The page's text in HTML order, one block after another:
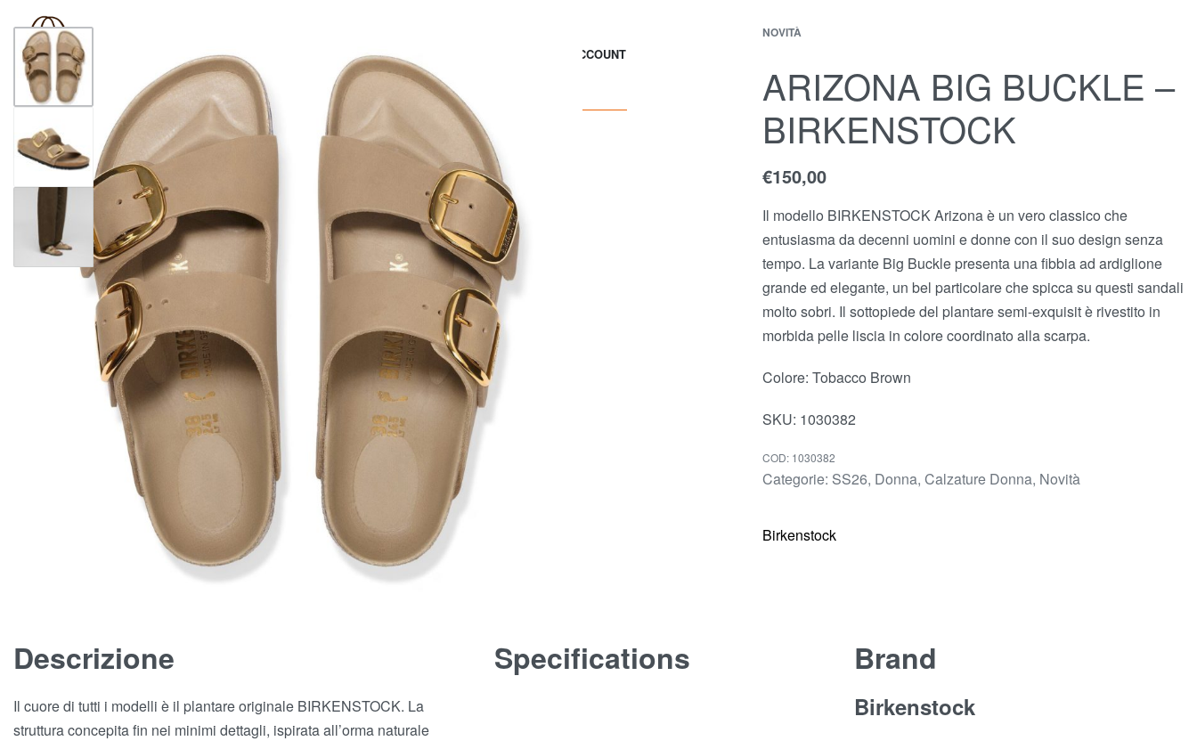
BOUTIQUE 181SHOP OUTLET NEWS ACCOUNT
NOVITÀ
ARIZONA BIG BUCKLE –
BIRKENSTOCK
€150,00
Il modello BIRKENSTOCK Arizona è un vero classico che
entusiasma da decenni uomini e donne con il suo design senza
tempo. La variante Big Buckle presenta una fibbia ad ardiglione
grande ed elegante, un bel particolare che spicca su questi sandali
molto sobri. Il sottopiede del plantare semi-exquisit è rivestito in
morbida pelle liscia in colore coordinato alla scarpa.
Colore: Tobacco Brown
SKU: 1030382
1030382
Categorie: SS26, Donna, Calzature Donna, Novità
Birkenstock
Descrizione
Il cuore di tutti i modelli è il plantare originale BIRKENSTOCK. La
struttura concepita fin nei minimi dettagli, ispirata all’orma naturale
Specifications Brand
Birkenstock